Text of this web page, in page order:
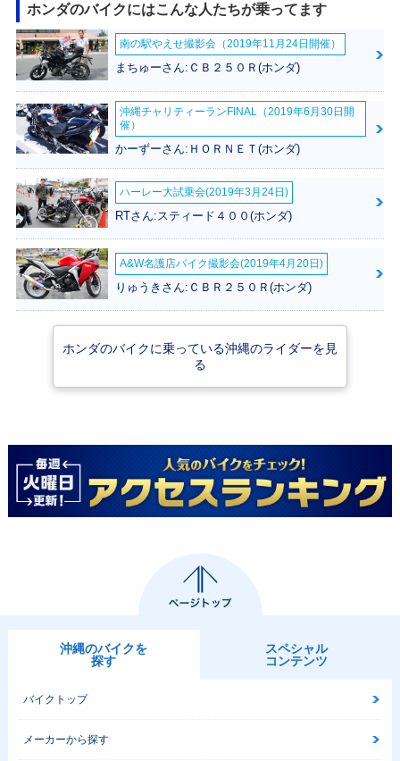
2020年 REBEL 25
0 S Edition・新登
場
ホンダのバイクにはこんな人たちが乗ってます
南の駅やえせ撮影会（2019年11月24日開催）
まちゅーさん:ＣＢ２５０Ｒ(ホンダ)
沖縄チャリティーランFINAL（2019年6月30日開
催）
かーずーさん:ＨＯＲＮＥＴ(ホンダ)
ハーレー大試乗会(2019年3月24日)
RTさん:スティード４００(ホンダ)
A&W名護店バイク撮影会(2019年4月20日)
りゅうきさん:ＣＢＲ２５０Ｒ(ホンダ)
ホンダのバイクに乗っている沖縄のライダーを見
る
沖縄のバイクを
探す
スペシャル
コンテンツ
バイクトップ
メーカーから探す